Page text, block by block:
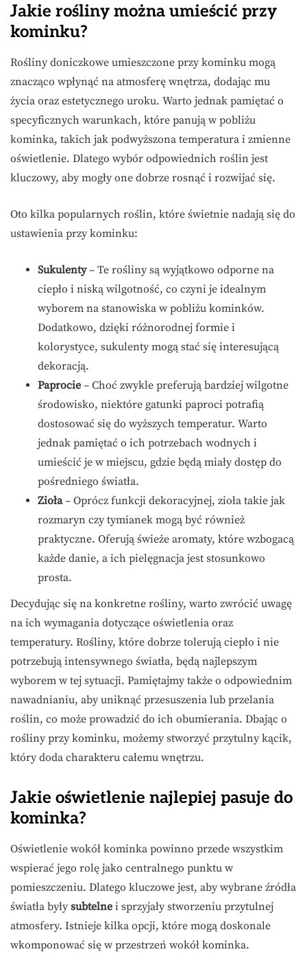
Jakie rośliny można umieścić przy
kominku?
Rośliny doniczkowe umieszczone przy kominku mogą
znacząco wpłynąć na atmosferę wnętrza, dodając mu
życia oraz estetycznego uroku. Warto jednak pamiętać o
specyficznych warunkach, które panują w pobliżu
kominka, takich jak podwyższona temperatura i zmienne
oświetlenie. Dlatego wybór odpowiednich roślin jest
kluczowy, aby mogły one dobrze rosnąć i rozwijać się.
Oto kilka popularnych roślin, które świetnie nadają się do
ustawienia przy kominku:
Sukulenty– Te rośliny są wyjątkowo odporne na
ciepło i niską wilgotność, co czyni je idealnym
wyborem na stanowiska w pobliżu kominków.
Dodatkowo, dzięki różnorodnej formie i
kolorystyce, sukulenty mogą stać się interesującą
dekoracją.
Paprocie – Choć zwykle preferują bardziej wilgotne
środowisko, niektóre gatunki paproci potrafią
dostosować się do wyższych temperatur. Warto
jednak pamiętać o ich potrzebach wodnych i
umieścić je w miejscu, gdzie będą miały dostęp do
pośredniego światła.
Zioła– Oprócz funkcji dekoracyjnej, zioła takie jak
rozmaryn czy tymianek mogą być również
praktyczne. Oferują świeże aromaty, które wzbogacą
każde danie, a ich pielęgnacja jest stosunkowo
prosta.
Decydując się na konkretne rośliny, warto zwrócić uwagę
na ich wymagania dotyczące oświetlenia oraz
temperatury. Rośliny, które dobrze tolerują ciepło i nie
potrzebują intensywnego światła, będą najlepszym
wyborem w tej sytuacji. Pamiętajmy także o odpowiednim
nawadnianiu, aby uniknąć przesuszenia lub przelania
roślin, co może prowadzić do ich obumierania. Dbając o
rośliny przy kominku, możemy stworzyć przytulny kącik,
który doda charakteru całemu wnętrzu.
Jakie oświetlenie najlepiej pasuje do
kominka?
Oświetlenie wokół kominka powinno przede wszystkim
wspierać jego rolę jako centralnego punktu w
pomieszczeniu. Dlatego kluczowe jest, aby wybrane źródła
światła były subtelne i sprzyjały stworzeniu przytulnej
atmosfery. Istnieje kilka opcji, które mogą doskonale
wkomponować się w przestrzeń wokół kominka.